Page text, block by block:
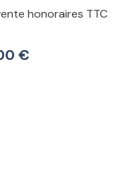
honoraires TTC
€